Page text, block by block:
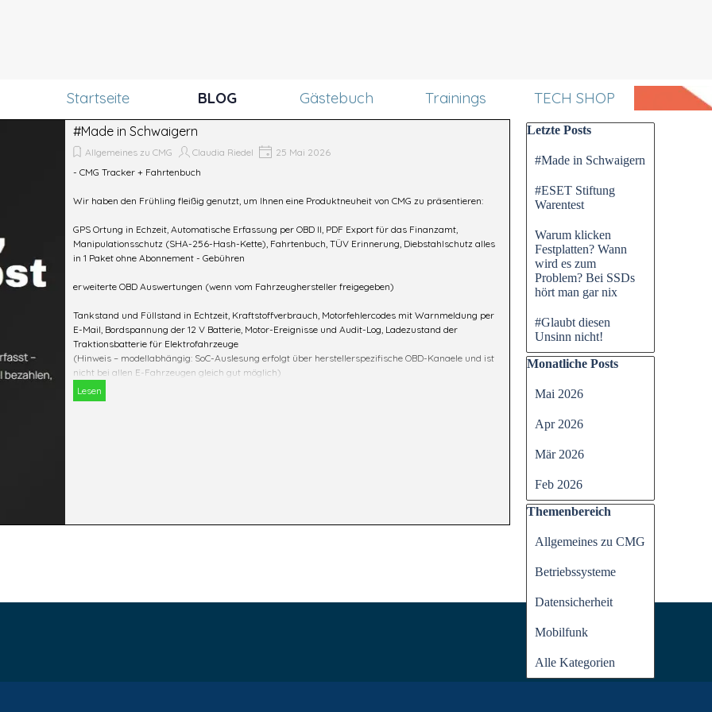
Menü überspringen
Startseite BLOG Gästebuch Trainings TECH SHOP
#Made in Schwaigern
Allgemeines zu CMG Claudia Riedel
25 Mai 2026
- CMG Tracker + Fahrtenbuch
Wir haben den Frühling fleißig genutzt, um Ihnen eine Produktneuheit von CMG zu präsentieren:
GPS Ortung in Echzeit, Automatische Erfassung per OBD II, PDF Export für das Finanzamt,
Manipulationsschutz (SHA-256-Hash-Kette), Fahrtenbuch, TÜV Erinnerung, Diebstahlschutz alles
in 1 Paket ohne Abonnement - Gebühren
erweiterte OBD Auswertungen (wenn vom Fahrzeughersteller freigegeben)
Tankstand und Füllstand in Echtzeit, Kraftstoffverbrauch, Motorfehlercodes mit Warnmeldung per
E-Mail, Bordspannung der 12 V Batterie, Motor-Ereignisse und Audit-Log, Ladezustand der
Traktionsbatterie für Elektrofahrzeuge
(Hinweis – modellabhängig: SoC-Auslesung erfolgt über herstellerspezifische OBD-Kanaele und ist
nicht bei allen E-Fahrzeugen gleich gut möglich)
Lesen
Block überspringen Letzte
Letzte Posts
#Made in Schwaigern
#ESET Stiftung
Warentest
Warum klicken
Festplatten? Wann
wird es zum
Problem? Bei SSDs
hört man gar nix
#Glaubt diesen
Unsinn nicht!
Block überspringen
Monatliche Posts
Mai 2026
Apr 2026
Mär 2026
Feb 2026
Block überspringen
Themenbereich
Allgemeines zu CMG
Betriebssysteme
Datensicherheit
Mobilfunk
Alle Kategorien